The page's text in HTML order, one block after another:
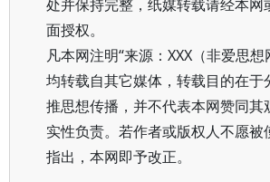
处并保持完整，纸媒转载请经本网
面授权。
凡本网注明“来源：XXX（非爱思想
均转载自其它媒体，转载目的在于
推思想传播，并不代表本网赞同其
实性负责。若作者或版权人不愿被
指出，本网即予改正。